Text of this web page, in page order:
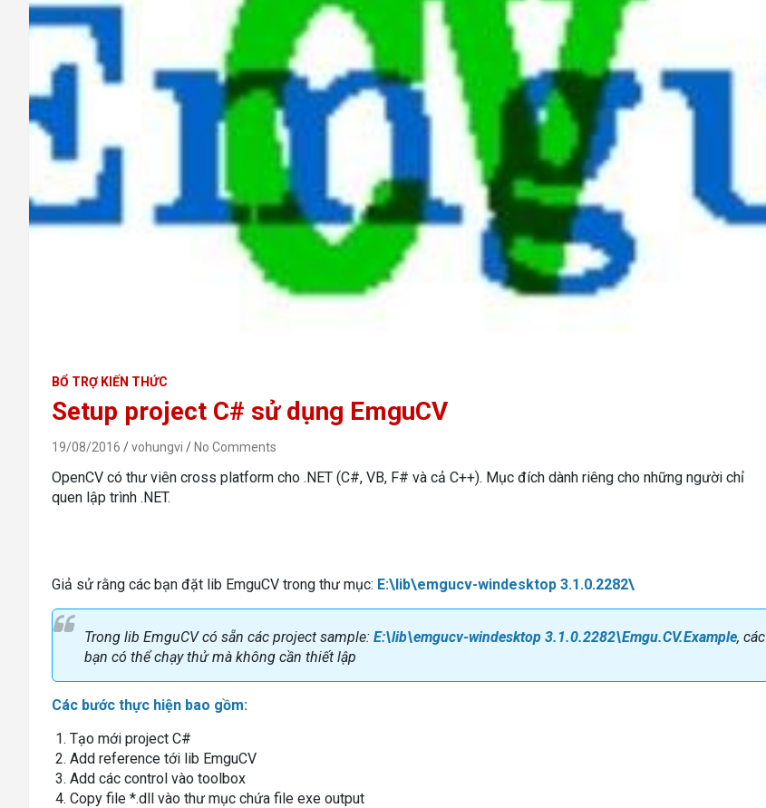
BỔ TRỢ KIẾN THỨC
Setup project C# sử dụng EmguCV
19/08/2016 vohungvi No Comments
OpenCV có thư viên cross platform cho .NET (C#, VB, F# và cả C++). Mục đích dành riêng cho những người chỉ
quen lập trình .NET.
Giả sử rằng các bạn đặt lib EmguCV trong thư mục: E:\lib\emgucv-windesktop 3.1.0.2282\
Trong lib EmguCV có sẵn các project sample: E:\lib\emgucv-windesktop 3.1.0.2282\Emgu.CV.Example, các
bạn có thể chạy thử mà không cần thiết lập
Các bước thực hiện bao gồm:
Tạo mới project C#
Add reference tới lib EmguCV
Add các control vào toolbox
Copy file *.dll vào thư mục chứa file exe output